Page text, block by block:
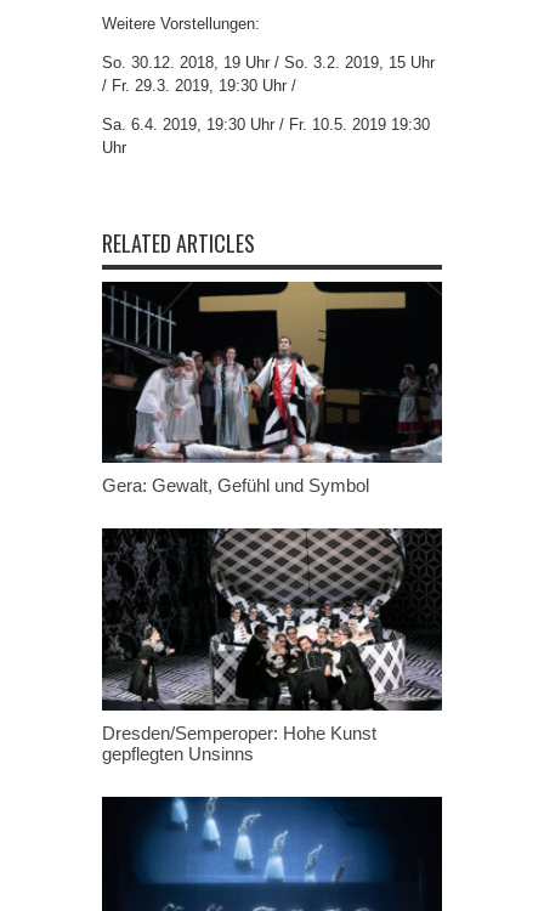
Weitere Vorstellungen:
So. 30.12. 2018, 19 Uhr / So. 3.2. 2019, 15 Uhr
/ Fr. 29.3. 2019, 19:30 Uhr /
Sa. 6.4. 2019, 19:30 Uhr / Fr. 10.5. 2019 19:30
Uhr
RELATED ARTICLES
Gera: Gewalt, Gefühl und Symbol
Dresden/Semperoper: Hohe Kunst
gepflegten Unsinns